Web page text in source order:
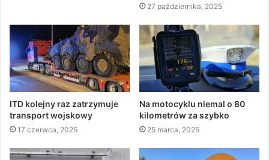
27 października, 2025
ITD kolejny raz zatrzymuje
transport wojskowy
17 czerwca, 2025
Na motocyklu niemal o 80
kilometrów za szybko
25 marca, 2025